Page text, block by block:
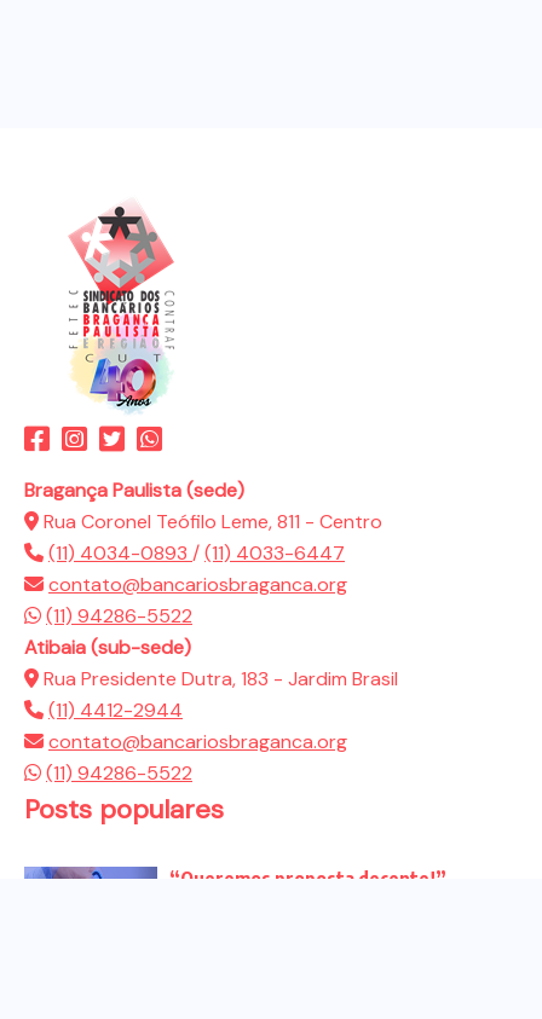
Bragança Paulista (sede)
Rua Coronel Teófilo Leme, 811 - Centro
(11) 4034-0893 /(11) 4033-6447
contato@bancariosbraganca.org
(11) 94286-5522
Atibaia (sub-sede)
Rua Presidente Dutra, 183 - Jardim Brasil
(11) 4412-2944
contato@bancariosbraganca.org
(11) 94286-5522
Posts populares
“Queremos proposta decente!”